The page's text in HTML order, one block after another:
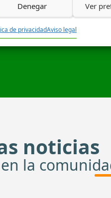
Denegar Ver
de privacidadAviso legal
online
noticias
la